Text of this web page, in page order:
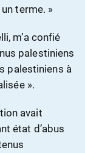
terme. »
m’a confié
palestiniens
palestiniens à
».
avait
état d’abus